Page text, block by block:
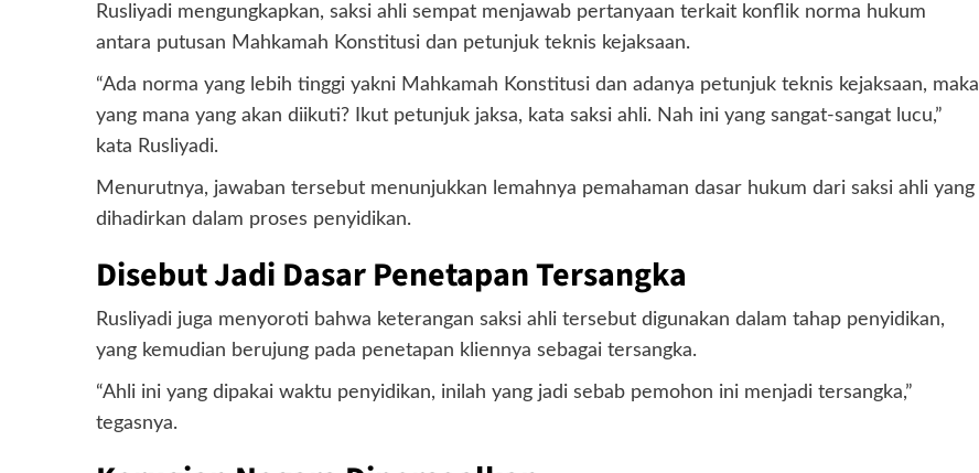
Rusliyadi mengungkapkan, saksi ahli sempat menjawab pertanyaan terkait konflik norma hukum
antara putusan Mahkamah Konstitusi dan petunjuk teknis kejaksaan.
“Ada norma yang lebih tinggi yakni Mahkamah Konstitusi dan adanya petunjuk teknis kejaksaan, maka
yang mana yang akan diikuti? Ikut petunjuk jaksa, kata saksi ahli. Nah ini yang sangat-sangat lucu,”
kata Rusliyadi.
Menurutnya, jawaban tersebut menunjukkan lemahnya pemahaman dasar hukum dari saksi ahli yang
dihadirkan dalam proses penyidikan.
Disebut Jadi Dasar Penetapan Tersangka
Rusliyadi juga menyoroti bahwa keterangan saksi ahli tersebut digunakan dalam tahap penyidikan,
yang kemudian berujung pada penetapan kliennya sebagai tersangka.
“Ahli ini yang dipakai waktu penyidikan, inilah yang jadi sebab pemohon ini menjadi tersangka,”
tegasnya.